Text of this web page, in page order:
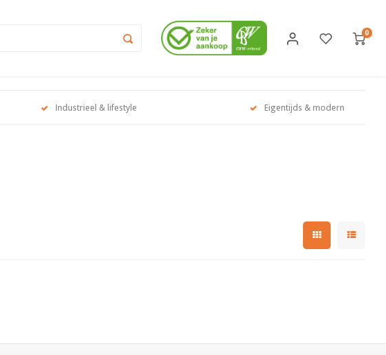
0
Industrieel & lifestyle Eigentijds & modern